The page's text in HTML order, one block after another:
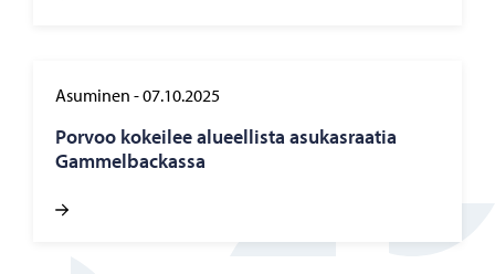
Asuminen -07.10.2025
Por­voo ko­kei­lee alu­eel­lis­ta asu­kas­raa­tia
Gam­mel­bac­kas­sa